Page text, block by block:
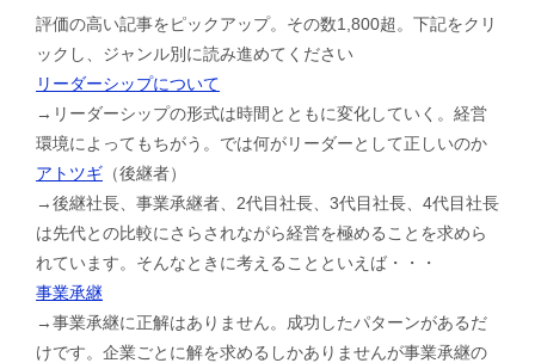
評価の高い記事をピックアップ。その数1,800超。下記をクリ
ックし、ジャンル別に読み進めてください
リーダーシップについて
→リーダーシップの形式は時間とともに変化していく。経営
環境によってもちがう。では何がリーダーとして正しいのか
アトツギ （後継者）
→後継社長、事業承継者、2代目社長、3代目社長、4代目社長
は先代との比較にさらされながら経営を極めることを求めら
れています。そんなときに考えることといえば・・・
事業承継
→事業承継に正解はありません。成功したパターンがあるだ
けです。企業ごとに解を求めるしかありませんが事業承継の